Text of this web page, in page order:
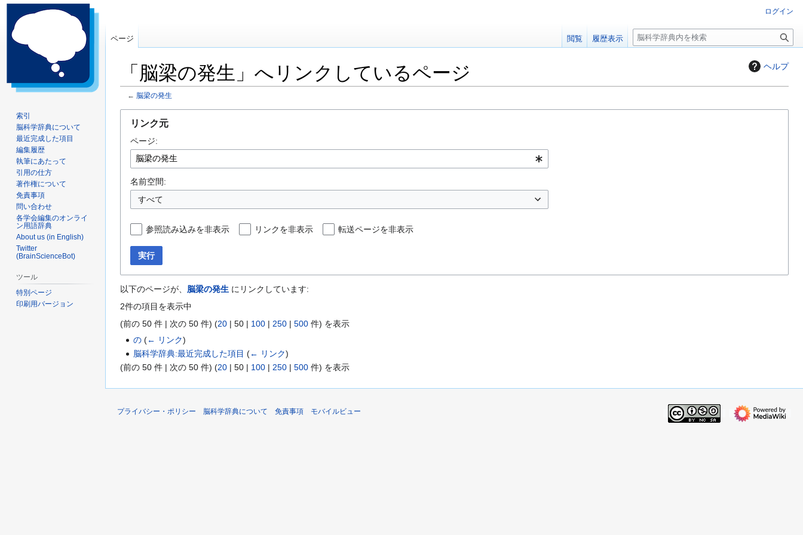
ヘルプ
「脳梁の発生」へリンクしているページ
← 脳梁の発生
リンク元
ページ:
名前空間:
すべて
参照読み込みを非表示 リンクを非表示 転送ページを非表示
実行
以下のページが、 脳梁の発生 にリンクしています:
2件の項目を表示中
(前の 50 件 | 次の 50 件) (20 | 50 | 100 | 250 | 500 件) を表示
の (← リンク)
脳科学辞典:最近完成した項目 (← リンク)
(前の 50 件 | 次の 50 件) (20 | 50 | 100 | 250 | 500 件) を表示
ログイン
ページ 閲覧 履歴表示
検
索
索引
脳科学辞典について
最近完成した項目
編集履歴
執筆にあたって
引用の仕方
著作権について
免責事項
問い合わせ
各学会編集のオンライ
ン用語辞典
About us (in English)
Twitter
(BrainScienceBot)
ツール
特別ページ
印刷用バージョン
プライバシー・ポリシー 脳科学辞典について 免責事項 モバイルビュー